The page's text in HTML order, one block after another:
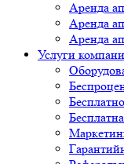
Аренда
Аренда
Аренда
Услуги